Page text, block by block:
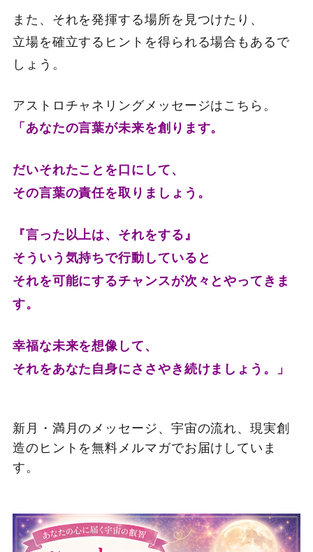
また、それを発揮する場所を見つけたり、
立場を確立するヒントを得られる場合もあるで
しょう。
アストロチャネリングメッセージはこちら。
「あなたの言葉が未来を創ります。
だいそれたことを口にして、
その言葉の責任を取りましょう。
『言った以上は、それをする』
そういう気持ちで行動していると
それを可能にするチャンスが次々とやってきま
す。
幸福な未来を想像して、
それをあなた自身にささやき続けましょう。」
新月・満月のメッセージ、宇宙の流れ、現実創
造のヒントを無料メルマガでお届けしていま
す。